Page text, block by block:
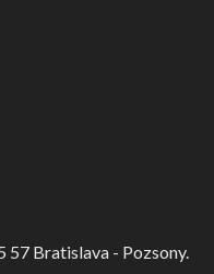
57 Bratislava - Pozsony.